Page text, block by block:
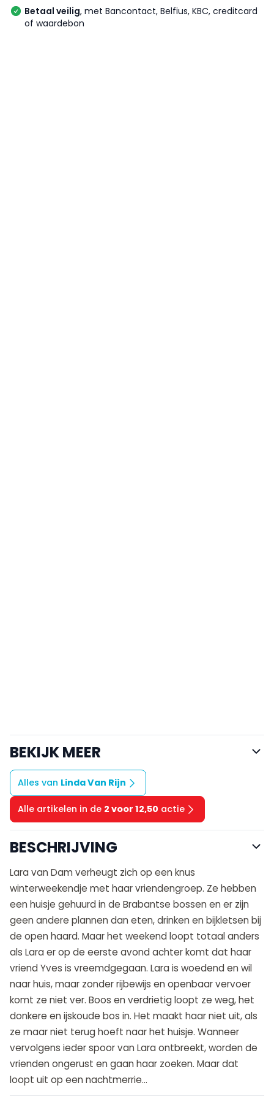
Betaal veilig, met Bancontact, Belfius, KBC, creditcard
of waardebon
BEKIJK MEER
Alles van Linda Van Rijn
Alle artikelen in de 2 voor 12,50 actie
BESCHRIJVING
Lara van Dam verheugt zich op een knus
winterweekendje met haar vriendengroep. Ze hebben
een huisje gehuurd in de Brabantse bossen en er zijn
geen andere plannen dan eten, drinken en bijkletsen bij
de open haard. Maar het weekend loopt totaal anders
als Lara er op de eerste avond achter komt dat haar
vriend Yves is vreemdgegaan. Lara is woedend en wil
naar huis, maar zonder rijbewijs en openbaar vervoer
komt ze niet ver. Boos en verdrietig loopt ze weg, het
donkere en ijskoude bos in. Het maakt haar niet uit, als
ze maar niet terug hoeft naar het huisje. Wanneer
vervolgens ieder spoor van Lara ontbreekt, worden de
vrienden ongerust en gaan haar zoeken. Maar dat
loopt uit op een nachtmerrie…